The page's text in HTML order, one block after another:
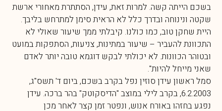
בשכם הייתה קשה. למרות זאת, עידן, הסתתרת מאחורי ארשת
שקטה ונינוחה ובדרך כלל לא הראית סימן למתרחש בליבך.
היית שחקן טוב, כמו כולנו. קיבלתי ממך שיעור שאולי לא
התכוונת להעביר – שיעור במתינות, צניעות, הסתפקות במועט
ובטוהר הכוונות. לא יכולתי לבקש דוגמא טובה יותר לאדם
שאני מייחל להיות".
סמל ראשון עידן סוזין נפל בקרב בשכם, ביום ד' תשס"ג,
6.2.2003, בקרב לילי במוצב "הדיסקוטק" בהר ברכה. עידן
נפגע בחזהו באורח אנוש, ונפטר זמן קצר לאחר מכן